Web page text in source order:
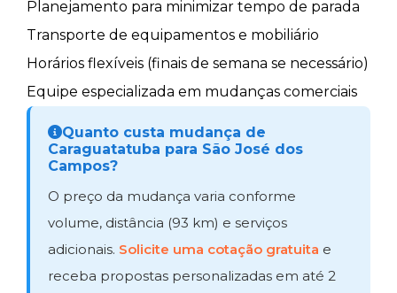
Planejamento para minimizar tempo de parada
Transporte de equipamentos e mobiliário
Horários flexíveis (finais de semana se necessário)
Equipe especializada em mudanças comerciais
Quanto custa mudança de
Caraguatatuba para São José dos
Campos?
O preço da mudança varia conforme
volume, distância (93 km) e serviços
adicionais. Solicite uma cotação gratuita e
receba propostas personalizadas em até 2